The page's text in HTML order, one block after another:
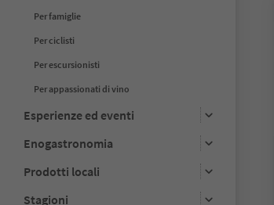
Per famiglie
Per ciclisti
Per escursionisti
Per appassionati di vino
Esperienze ed eventi
Enogastronomia
Prodotti locali
Stagioni